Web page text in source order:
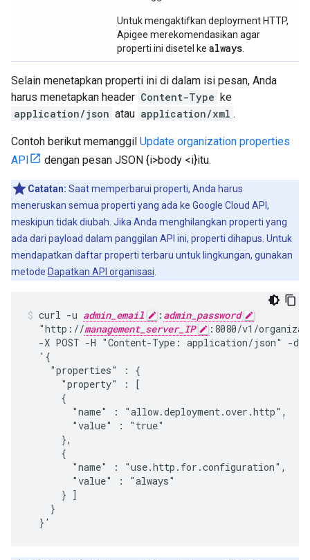
Untuk mengaktifkan deployment HTTP,
Apigee merekomendasikan agar
properti ini disetel ke always
Selain menetapkan properti ini di dalam isi pesan, Anda
harus menetapkan header Content-Type ke
application/json atau application/xml .
Contoh berikut memanggil Update organization properties
API
dengan pesan JSON {i>body <i}itu.
Catatan: Saat memperbarui properti, Anda harus
meneruskan semua properti yang ada ke Google Cloud API,
meskipun tidak diubah. Jika Anda menghilangkan properti yang
ada dari payload dalam panggilan API ini, properti dihapus. Untuk
mendapatkan daftar properti terbaru untuk lingkungan, gunakan
metode Dapatkan API organisasi
curl -u admin_email : admin_password
  "http://
management_server_IP
:8080/v1/
  -X POST -H "Content-Type: application/json" -d
  '{
    "properties" : {
      "property" : [
      {
        "name" : "allow.deployment.over.http",
        "value" : "true"
      },
      {
        "name" : "use.http.for.configuration",
        "value" : "always"
      } ]
    }
  }'